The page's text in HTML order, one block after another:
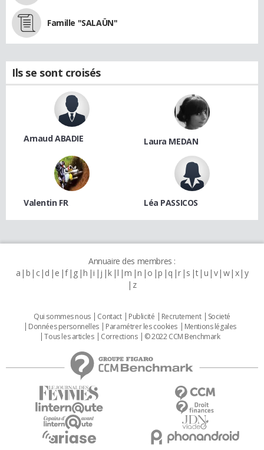
Famille "SALAÜN"
Ils se sont croisés
Arnaud ABADIE Laura MEDAN
Valentin FR Léa PASSICOS
Annuaire des membres :
a b c d e f g h i j k l m n o p q r s t u v w x y
z
Qui sommes nous Contact Publicité Recrutement
Societé
Données personnelles
Paramétrer les cookies
Mentions légales
Tous les articles
Corrections © 2022 CCM Benchmark